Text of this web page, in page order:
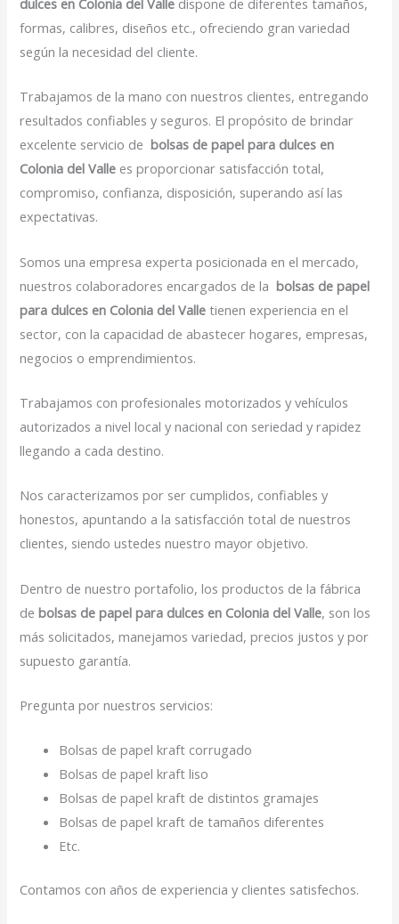
formas, calibres, diseños etc., ofreciendo gran variedad
según la necesidad del cliente.
Trabajamos de la mano con nuestros clientes, entregando
resultados confiables y seguros. El propósito de brindar
excelente servicio debolsas de papel para dulces en
Colonia del Valle es proporcionar satisfacción total,
compromiso, confianza, disposición, superando así las
expectativas.
Somos una empresa experta posicionada en el mercado,
nuestros colaboradores encargados de labolsas de papel
para dulces en Colonia del Valletienen experiencia en el
sector, con la capacidad de abastecer hogares, empresas,
negocios o emprendimientos.
Trabajamos con profesionales motorizados y vehículos
autorizados a nivel local y nacional con seriedad y rapidez
llegando a cada destino.
Nos caracterizamos por ser cumplidos, confiables y
honestos, apuntando a la satisfacción total de nuestros
clientes, siendo ustedes nuestro mayor objetivo.
Dentro de nuestro portafolio, los productos de la fábrica
debolsas de papel para dulces en Colonia del Valle, son los
más solicitados, manejamos variedad, precios justos y por
supuesto garantía.
Pregunta por nuestros servicios:
Bolsas de papel kraft corrugado
Bolsas de papel kraft liso
Bolsas de papel kraft de distintos gramajes
Bolsas de papel kraft de tamaños diferentes
Etc.
Contamos con años de experiencia y clientes satisfechos.